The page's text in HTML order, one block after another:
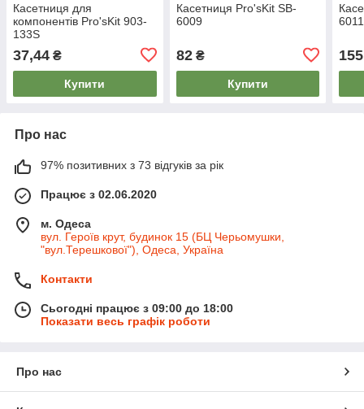
Касетниця для
компонентів Pro'sKit 903-
133S
37,44 ₴
Купити
Касетниця Pro'sKit SB-
6009
82₴
Купити
6011
155
Про нас
97% позитивних з 73 відгуків за рік
Працює з 02.06.2020
м. Одеса
вул. Героїв крут, будинок 15 (БЦ Черьомушки,
"вул.Терешкової"), Одеса, Україна
Контакти
Сьогодні працює з 09:00 до 18:00
Показати весь графік роботи
Про нас